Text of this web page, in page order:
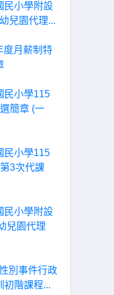
民小學附設
兒園代理...
度月薪制特
民小學115
簡章 (一
民小學115
3次代課
民小學附設
兒園代理
別事件行政
初階課程...